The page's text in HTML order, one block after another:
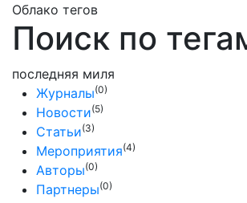
Облако тегов
Поиск по
последняя миля
Журналы(0)
Новости(5)
Статьи(3)
Мероприятия(4)
Авторы(0)
Партнеры(0)